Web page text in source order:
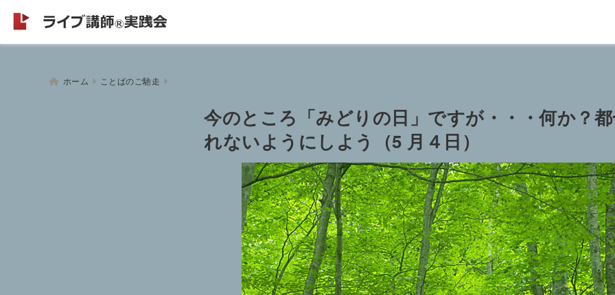
ホーム ことばのご馳走
今のところ「みどりの日」ですが・・・何か？
れないようにしよう（5 月４日）